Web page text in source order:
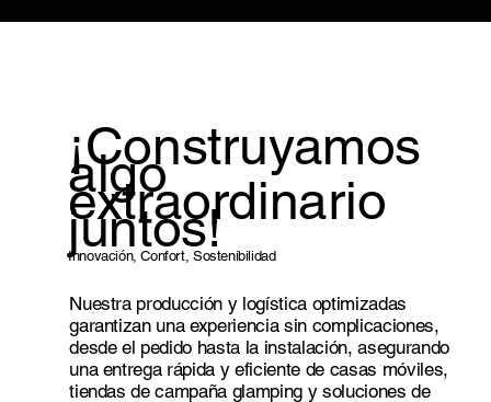
Nuestra producción y logística optimizadas
garantizan una experiencia sin complicaciones,
desde el pedido hasta la instalación, asegurando
una entrega rápida y eficiente de casas móviles,
tiendas de campaña glamping y soluciones de
¡Construyamos
algo
extraordinario
juntos!
Innovación, Confort, Sostenibilidad